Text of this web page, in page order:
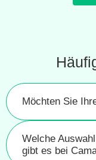
Möchten Sie
Welche
gibt es bei